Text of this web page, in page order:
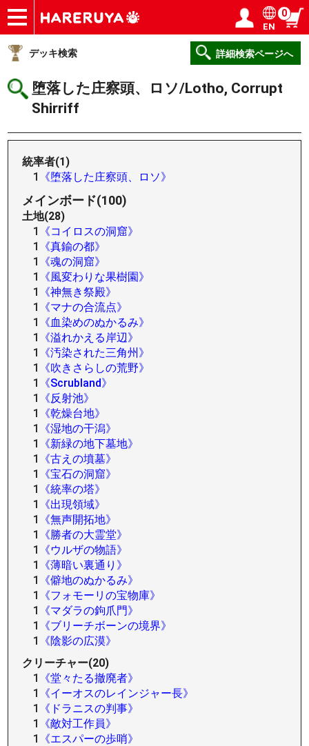
ショップ
買取
記事
デッキ検索
デッキ構築
選手一覧
店舗一覧
イベント
ヘルプ
お問い合わせ ログイン／会員登録
EN
0
デッキ検索 詳細検索ページへ
堕落した庄察頭、ロソ/Lotho, Corrupt
Shirriff
統率者(1)
1
《堕落した庄察頭、ロソ》
メインボード(100)
土地(28)
1
《コイロスの洞窟》
1
《真鍮の都》
1
《魂の洞窟》
1
《風変わりな果樹園》
1
《神無き祭殿》
1
《マナの合流点》
1
《血染めのぬかるみ》
1
《溢れかえる岸辺》
1
《汚染された三角州》
1
《吹きさらしの荒野》
1
《Scrubland》
1
《反射池》
1
《乾燥台地》
1
《湿地の干潟》
1
《新緑の地下墓地》
1
《古えの墳墓》
1
《宝石の洞窟》
1
《統率の塔》
1
《出現領域》
1
《無声開拓地》
1
《勝者の大霊堂》
1
《ウルザの物語》
1
《薄暗い裏通り》
1
《僻地のぬかるみ》
1
《フォモーリの宝物庫》
1
《マダラの鉤爪門》
1
《ブリーチボーンの境界》
1
《陰影の広漠》
クリーチャー(20)
1
《堂々たる撤廃者》
1
《イーオスのレインジャー長》
1
《ドラニスの判事》
1
《敵対工作員》
1
《エスパーの歩哨》